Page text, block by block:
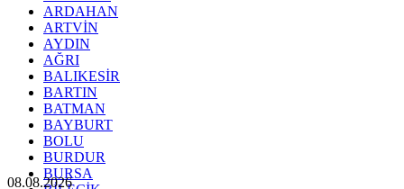
ARDAHAN
ARTVİN
AYDIN
AĞRI
BALIKESİR
BARTIN
BATMAN
BAYBURT
BOLU
BURDUR
BURSA
08.08.2026